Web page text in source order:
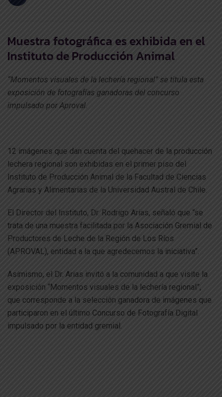
Muestra fotográfica es exhibida en el
Instituto de Producción Animal
“Momentos visuales de la lechería regional” se titula esta
exposición de fotografías ganadoras del concurso
impulsado por Aproval.
12 imágenes que dan cuenta del quehacer de la producción
lechera regional son exhibidas en el primer piso del
Instituto de Producción Animal de la Facultad de Ciencias
Agrarias y Alimentarias de la Universidad Austral de Chile.
El Director del Instituto, Dr. Rodrigo Arias, señaló que “se
trata de una muestra facilitada por la Asociación Gremial de
Productores de Leche de la Región de Los Ríos
(APROVAL), entidad a la que agredecemos la iniciativa”.
Asimismo, el Dr. Arias invitó a la comunidad a que visite la
exposición “Momentos visuales de la lechería regional”,
que corresponde a la selección ganadora de imágenes que
participaron en el último Concurso de Fotografía Digital
impulsado por la entidad gremial.